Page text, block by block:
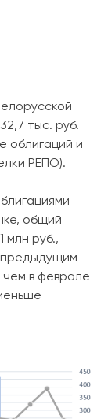
тыс. руб.
облигаций и
РЕПО).
общий
млн руб.,
предыдущим
в феврале